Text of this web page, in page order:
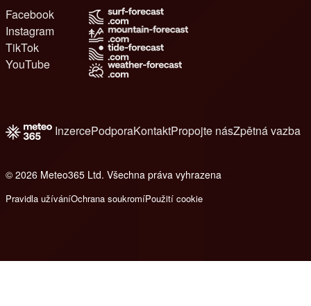
Facebook
Instagram
TikTok
YouTube
InzercePodporaKontaktPropojte násZpětná vazba
© 2026 Meteo365 Ltd. Všechna práva vyhrazena
Pravidla užíváníOchrana soukromíPoužití cookie